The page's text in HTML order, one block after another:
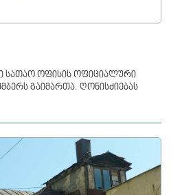
სათაო ოფისის ოფიციალური
გაიმართა. ღონისძიებას